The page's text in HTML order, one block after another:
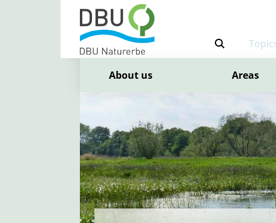
About us Areas